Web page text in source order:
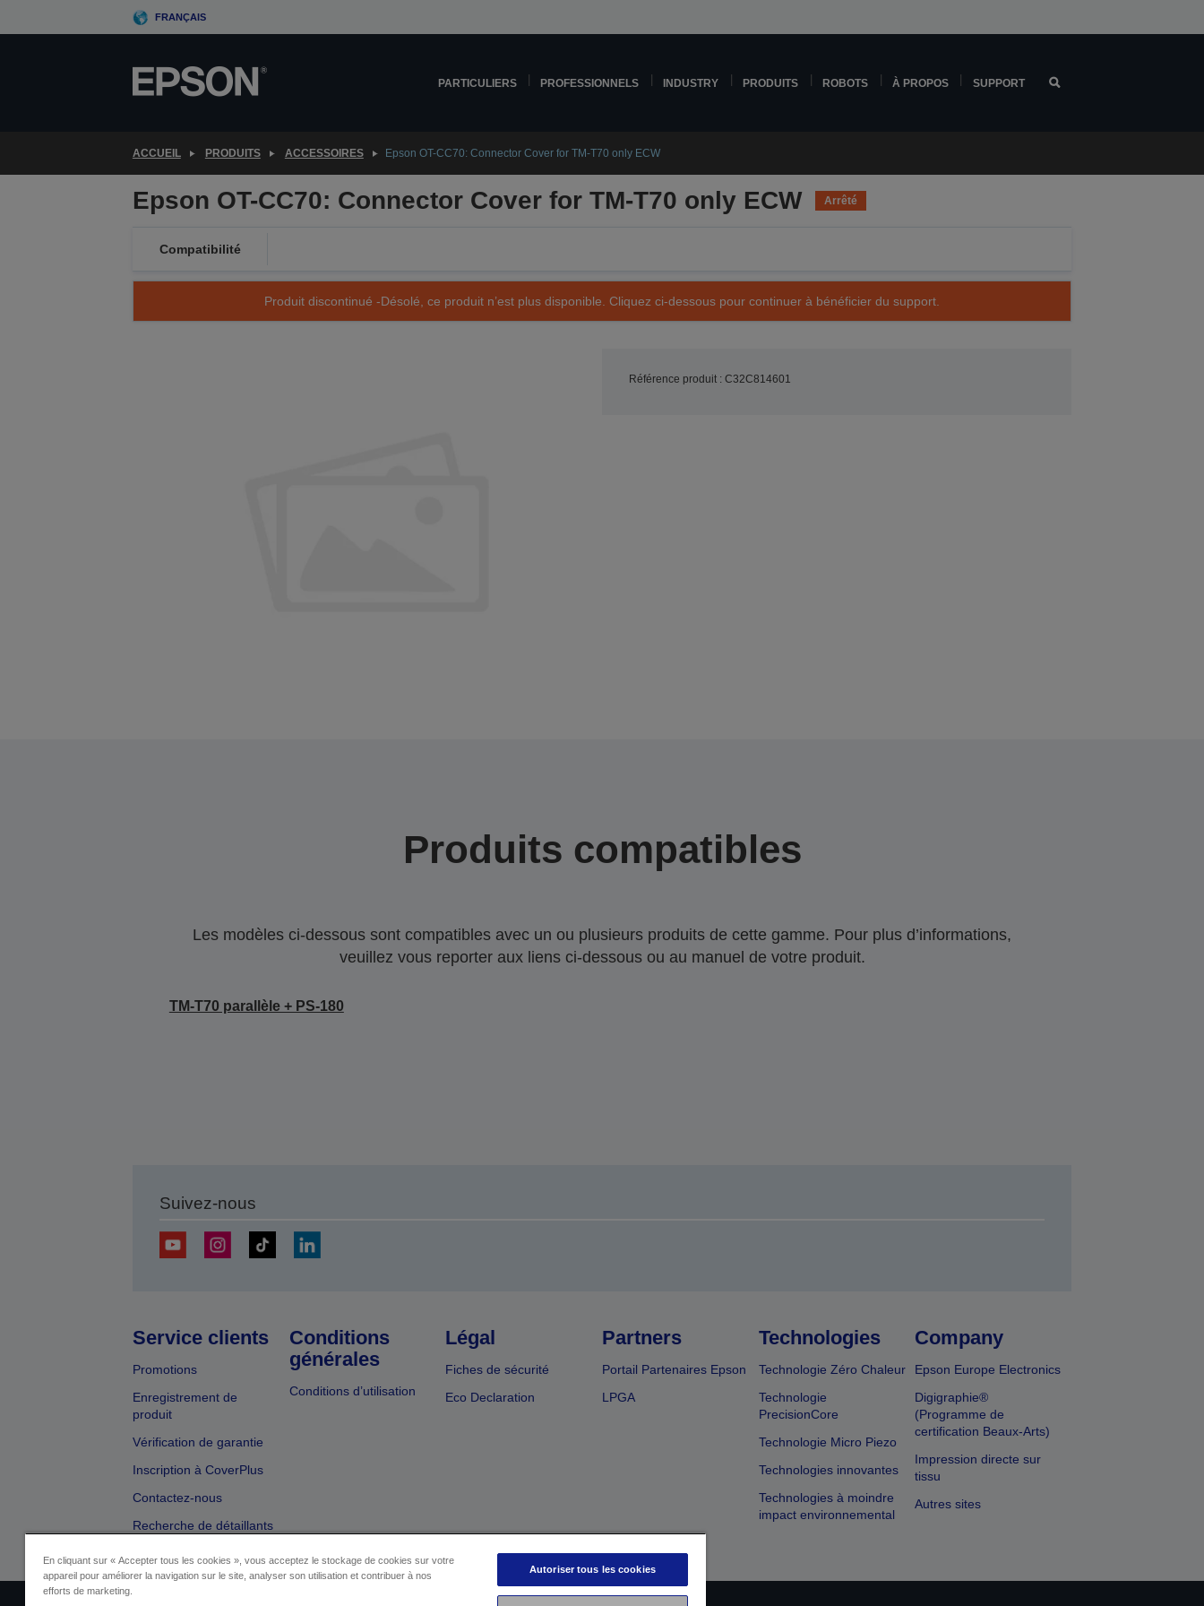
to
FRANÇAIS
PARTICULIERS PROFESSIONNELS INDUSTRY PRODUITS ROBOTS À PROPOS SUPPORT
ACCUEIL PRODUITS ACCESSOIRES Epson OT-CC70: Connector Cover for TM-T70 only ECW
Epson OT-CC70: Connector Cover for TM-T70 only ECW Arrêté
Compatibilité
Produit discontinué -Désolé, ce produit n’est plus disponible. Cliquez ci-dessous pour continuer à bénéficier du support.
Référence produit : C32C814601
Produits compatibles
Les modèles ci-dessous sont compatibles avec un ou plusieurs produits de cette gamme. Pour plus d’informations,
veuillez vous reporter aux liens ci-dessous ou au manuel de votre produit.
TM-T70 parallèle + PS-180
Suivez-nous
Service clients
Promotions
Enregistrement de
produit
Vérification de garantie
Inscription à CoverPlus
Contactez-nous
Recherche de détaillants
Conditions
générales
Conditions d’utilisation
Légal
Fiches de sécurité
Eco Declaration
Partners
Portail Partenaires Epson
LPGA
Technologies
Technologie Zéro Chaleur
Technologie
PrecisionCore
Technologie Micro Piezo
Technologies innovantes
Technologies à moindre
impact environnemental
Company
Epson Europe Electronics
Digigraphie®
(Programme de
certification Beaux-Arts)
Impression directe sur
tissu
Autres sites
En cliquant sur « Accepter tous les cookies », vous acceptez le stockage de cookies sur votre
appareil pour améliorer la navigation sur le site, analyser son utilisation et contribuer à nos
efforts de marketing.
Autoriser tous les cookies